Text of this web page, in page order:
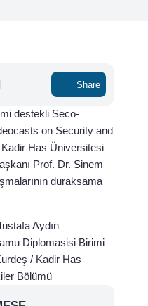
Share
destekli Seco-
on Security and
Has Üniversitesi
Prof. Dr. Sinem
duraksama
Aydın
Diplomasisi Birimi
/ Kadir Has
Bölümü